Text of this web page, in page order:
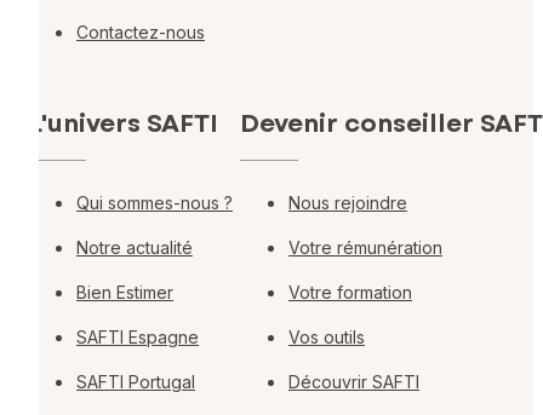
Contactez-nous
L'univers SAFTI
Qui sommes-nous ?
Notre actualité
Bien Estimer
SAFTI Espagne
SAFTI Portugal
Devenir conseiller
Nous rejoindre
Votre rémunération
Votre formation
Vos outils
Découvrir SAFTI